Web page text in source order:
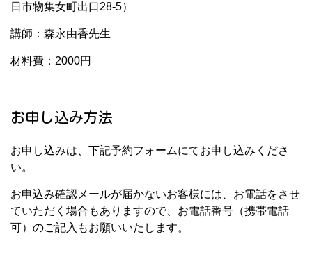
日市物集女町出口28-5）
講師：森永由香先生
材料費：2000円
お申し込み方法
お申し込みは、下記予約フォームにてお申し込みくださ
い。
お申込み確認メールが届かないお客様には、お電話をさせ
ていただく場合もありますので、お電話番号（携帯電話
可）のご記入もお願いいたします。